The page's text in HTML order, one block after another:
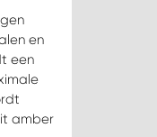
en
een
amber